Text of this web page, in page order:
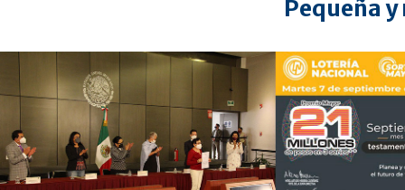
Pequeña